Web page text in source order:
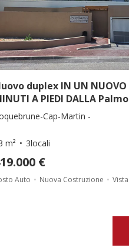
duplex IN UN NUOVO
A PIEDI DALLA
Cap-Martin -
m² 3locali
€
Auto Nuova Costruzione